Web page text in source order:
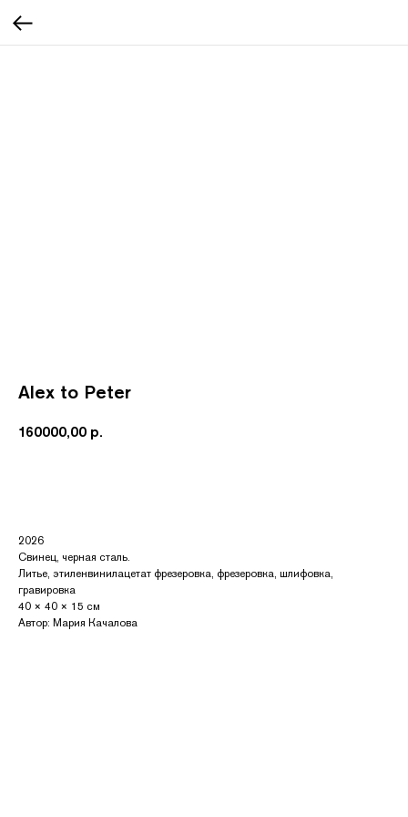
Alex to Peter
160000,00 р.
2026
Свинец, черная сталь.
Литье, этиленвинилацетат фрезеровка, фрезеровка, шлифовка,
гравировка
40 × 40 × 15 см
Автор: Мария Качалова